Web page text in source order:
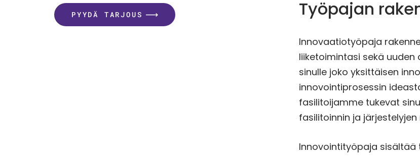
PYYDÄ TARJOUS Työpajan
Innovaatiotyöpaja
liiketoimintasi sekä
sinulle joko yksittäisen
innovointiprosessin
fasilitoijamme tukevat
fasilitoinnin ja
Innovointityöpaja